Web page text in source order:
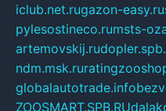
iclub.net.rugazon-easy.ru
pylesostineco.rumsts-
artemovskij.ru
ndm.msk.ru
globalautotrade.info
ZOOSMART.SPB.RU